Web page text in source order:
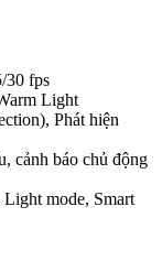
30 fps
Light
Phát hiện
cảnh báo chủ động
Light mode, Smart